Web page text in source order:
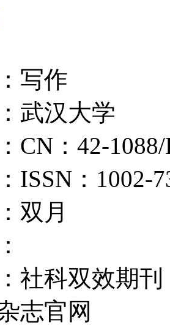
写作
武汉大学
CN：42-
ISSN：1002-
双月
社科双效期刊
志官网